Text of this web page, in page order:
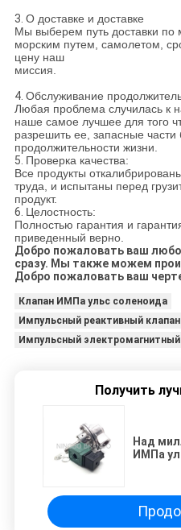
3. О доставке и доставке
Мы выберем путь доставки по
морским путем, самолетом,
цену наш
миссия.
4. Обслуживание
Любая проблема случилась к
наше самое лучшее для того
разрешить ее, запасные
продолжительности жизни.
5. Проверка качества:
Все продукты
труда, и испытаны перед
продукт.
6. Целостность:
Полностью гарантия и
приведенный верно.
Добро пожаловать ваш
сразу. Мы также можем
Добро пожаловать ваш
Клапан ИМПа ульс соленоида
Импульсный реактивный
Импульсный электромагнитный
Получить
Над
ИМПа